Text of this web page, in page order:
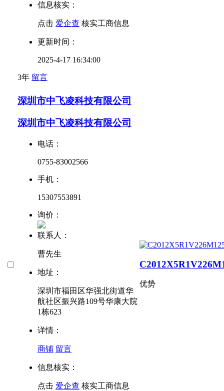
信息核实：
点击 爱企查 核实工商信息
更新时间：
2025-4-17 16:34:00
3年 留言
深圳市中飞凌科技有限公司
深圳市中飞凌科技有限公司
电话：
0755-83002566
手机：
15307553891
询价：
联系人：
曹先生
地址：
深圳市福田区华强北街道华
航社区振兴路109号华康大院
1栋623
详情：
商铺 留言
信息核实：
点击 爱企查 核实工商信息
优势